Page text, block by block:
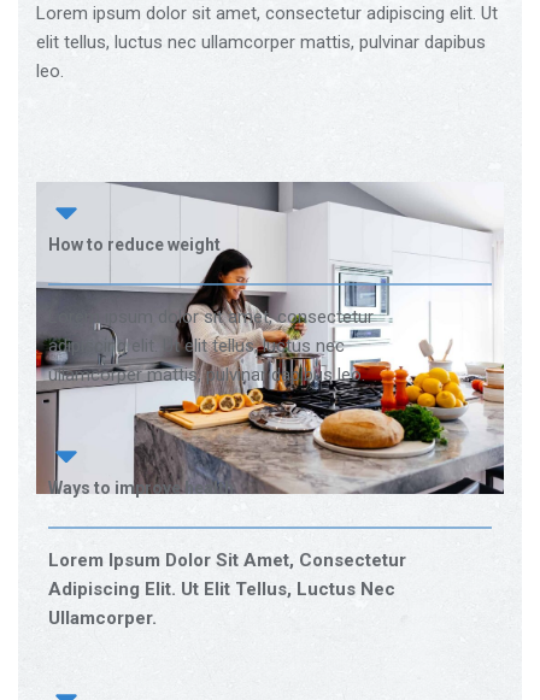
Lorem ipsum dolor sit amet, consectetur adipiscing elit. Ut
elit tellus, luctus nec ullamcorper mattis, pulvinar dapibus
leo.
How to reduce weight
Lorem ipsum dolor sit amet, consectetur
adipiscing elit. Ut elit tellus, luctus nec
ullamcorper mattis, pulvinar dapibus leo.
Ways to improve health
Lorem Ipsum Dolor Sit Amet, Consectetur
Adipiscing Elit. Ut Elit Tellus, Luctus Nec
Ullamcorper.